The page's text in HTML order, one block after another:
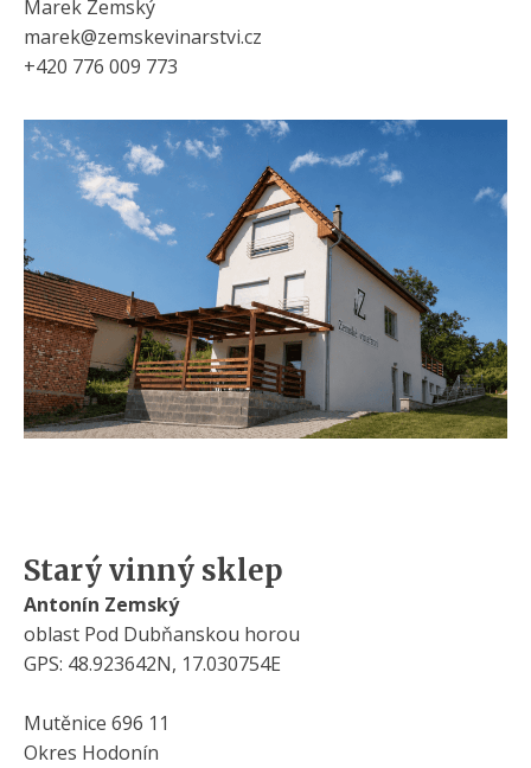
Marek Zemský
marek@zemskevinarstvi.cz
+420 776 009 773
Starý vinný sklep
Antonín Zemský
oblast Pod Dubňanskou horou
GPS: 48.923642N, 17.030754E
Mutěnice 696 11
Okres Hodonín